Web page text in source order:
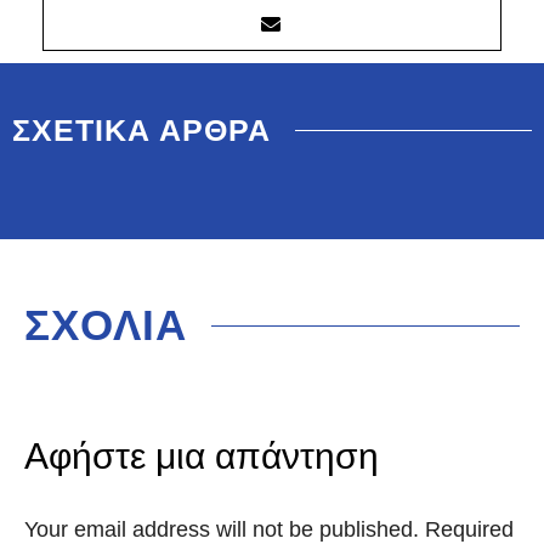
ΣΧΕΤΙΚΑ ΑΡΘΡΑ
ΣΧΟΛΙΑ
Αφήστε μια απάντηση
Your email address will not be published. Required